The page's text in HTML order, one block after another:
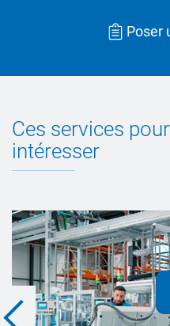
Poser
Ces services
intéresser